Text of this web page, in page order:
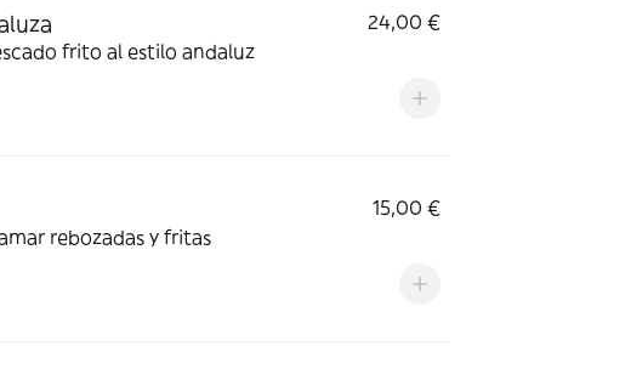
24,00 €
frito al estilo andaluz
15,00 €
rebozadas y fritas